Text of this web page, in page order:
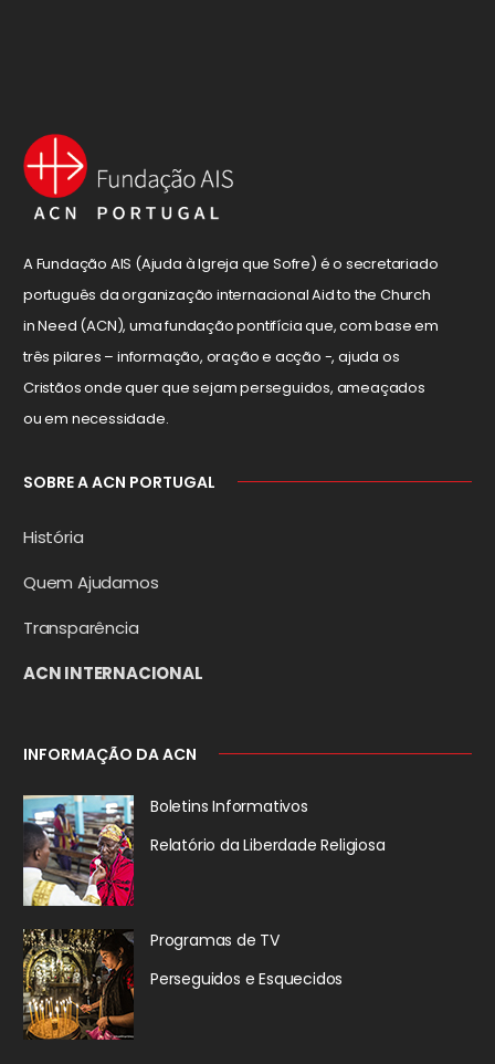
A Fundação AIS (Ajuda à Igreja que Sofre) é o secretariado
português da organização internacional Aid to the Church
in Need (ACN), uma fundação pontifícia que, com base em
três pilares – informação, oração e acção -, ajuda os
Cristãos onde quer que sejam perseguidos, ameaçados
ou em necessidade.
SOBRE A ACN PORTUGAL
História
Quem Ajudamos
Transparência
ACN INTERNACIONAL
INFORMAÇÃO DA ACN
Boletins Informativos
Relatório da Liberdade Religiosa
Programas de TV
Perseguidos e Esquecidos